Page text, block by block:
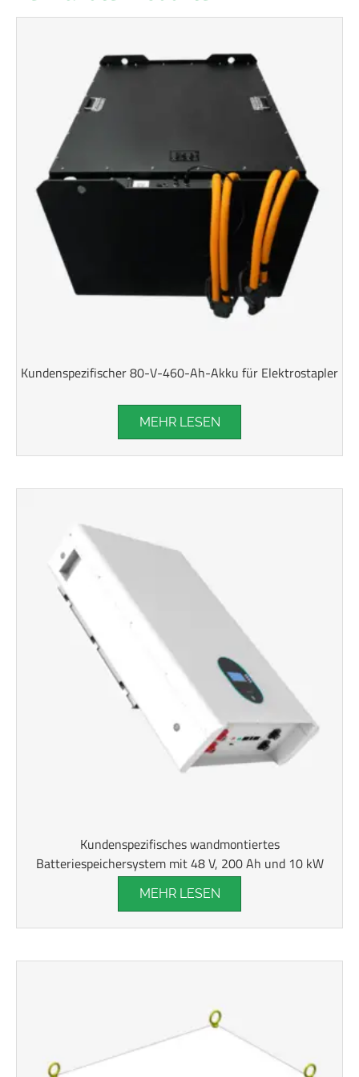
Kundenspezifischer 80-V-460-Ah-Akku für Elektrostapler
MEHR LESEN
Kundenspezifisches wandmontiertes
Batteriespeichersystem mit 48 V, 200 Ah und 10 kW
MEHR LESEN